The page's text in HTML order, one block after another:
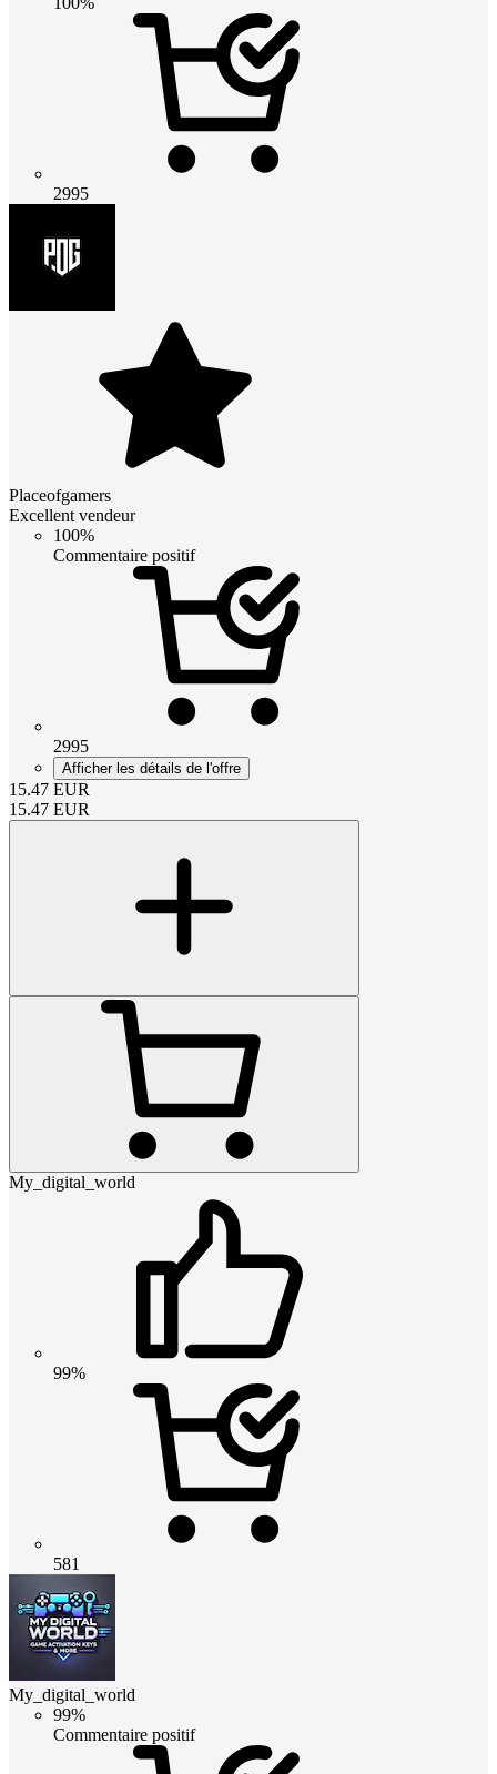
2995
Placeofgamers
Excellent vendeur
100%
Commentaire positif
2995
Afficher les détails de l'offre
15.47 EUR
15.47 EUR
My_digital_world
99%
581
My_digital_world
99%
Commentaire positif